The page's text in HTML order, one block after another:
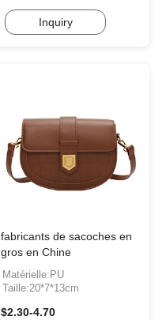
Inquiry
fabricants de sacoches en
gros en Chine
Matérielle:PU
Taille:20*7*13cm
$2.30-4.70